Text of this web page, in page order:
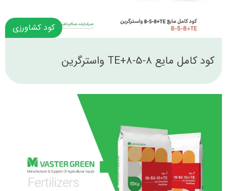
کود کشاورزی
کود کامل مایع 8-5-8+TE واسترگرین